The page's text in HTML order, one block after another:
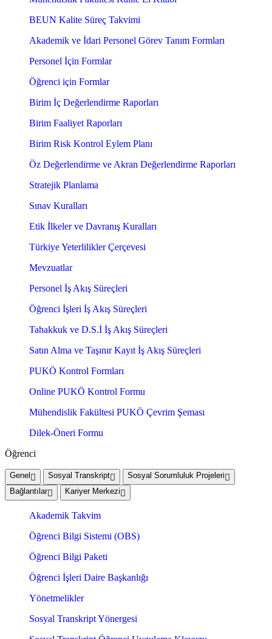
BEUN Kalite Süreç Takvimi
Akademik ve İdari Personel Görev Tanım Formları
Personel İçin Formlar
Öğrenci için Formlar
Birim İç Değerlendirme Raporları
Birim Faaliyet Raporları
Birim Risk Kontrol Eylem Planı
Öz Değerlendirme ve Akran Değerlendirme Raporları
Stratejik Planlama
Sınav Kuralları
Etik İlkeler ve Davranış Kuralları
Türkiye Yeterlilikler Çerçevesi
Mevzuatlar
Personel İş Akış Süreçleri
Öğrenci İşleri İş Akış Süreçleri
Tahakkuk ve D.S.İ İş Akış Süreçleri
Satın Alma ve Taşınır Kayıt İş Akış Süreçleri
PUKÖ Kontrol Formları
Online PUKÖ Kontrol Formu
Mühendislik Fakültesi PUKÖ Çevrim Şeması
Dilek-Öneri Formu
Öğrenci
Genel Sosyal Transkript
Sosyal Sorumluluk Projeleri
Bağlantılar
Kariyer Merkezi
Akademik Takvim
Öğrenci Bilgi Sistemi (OBS)
Öğrenci Bilgi Paketi
Öğrenci İşleri Daire Başkanlığı
Yönetmelikler
Sosyal Transkript Yönergesi